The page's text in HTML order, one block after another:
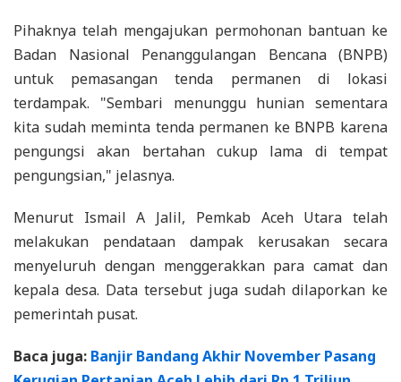
Pihaknya telah mengajukan permohonan bantuan ke
Badan Nasional Penanggulangan Bencana (BNPB)
untuk pemasangan tenda permanen di lokasi
terdampak. "Sembari menunggu hunian sementara
kita sudah meminta tenda permanen ke BNPB karena
pengungsi akan bertahan cukup lama di tempat
pengungsian," jelasnya.
Menurut Ismail A Jalil, Pemkab Aceh Utara telah
melakukan pendataan dampak kerusakan secara
menyeluruh dengan menggerakkan para camat dan
kepala desa. Data tersebut juga sudah dilaporkan ke
pemerintah pusat.
Baca juga: Banjir Bandang Akhir November Pasang